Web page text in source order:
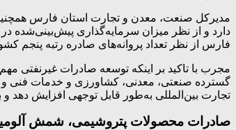
مدیرکل صنعت، معدن و تجارت استان فارس
دارد و از نظر میزان سرمایه‌گذاری پیش‌بینی‌شده
فارس از نظر تعداد پروانه‌های صادره رتبه پنجم
مجرب با تاکید بر اینکه توسعه صادرات غیرنفتی
گسترده صنعتی، معدنی، کشاورزی و خدمات فنی و
تجارت بین‌المللی به‌طور قابل توجهی افزایش
صادرات محصولات پتروشیمی، شمش